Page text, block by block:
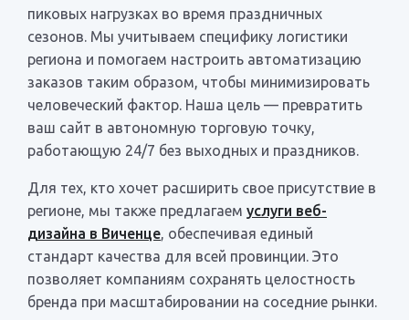
пиковых нагрузках во время праздничных
сезонов. Мы учитываем специфику логистики
региона и помогаем настроить автоматизацию
заказов таким образом, чтобы минимизировать
человеческий фактор. Наша цель — превратить
ваш сайт в автономную торговую точку,
работающую 24/7 без выходных и праздников.
Для тех, кто хочет расширить свое присутствие в
регионе, мы также предлагаем услуги веб-
дизайна в Виченце, обеспечивая единый
стандарт качества для всей провинции. Это
позволяет компаниям сохранять целостность
бренда при масштабировании на соседние рынки.